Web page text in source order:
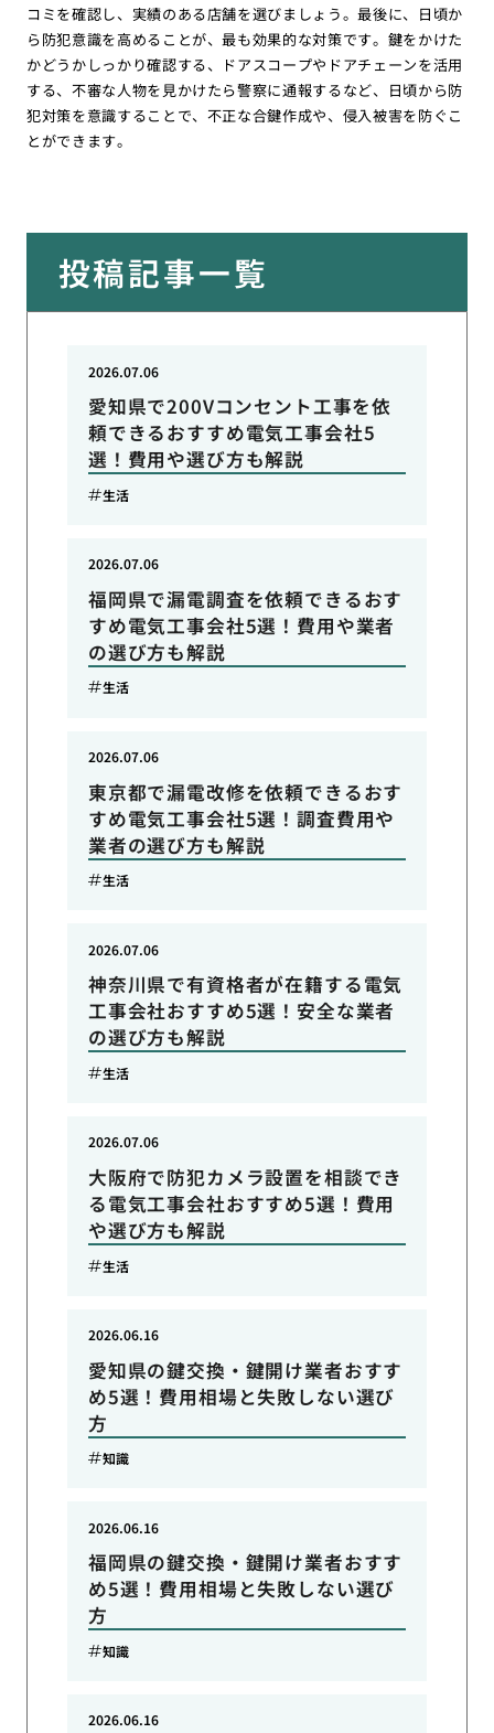
コミを確認し、実績のある店舗を選びましょう。最後に、日頃か
ら防犯意識を高めることが、最も効果的な対策です。鍵をかけた
かどうかしっかり確認する、ドアスコープやドアチェーンを活用
する、不審な人物を見かけたら警察に通報するなど、日頃から防
犯対策を意識することで、不正な合鍵作成や、侵入被害を防ぐこ
とができます。
投稿記事一覧
愛知県で200Vコンセント工事を依
頼できるおすすめ電気工事会社5
選！費用や選び方も解説
2026.07.06
生活
福岡県で漏電調査を依頼できるおす
すめ電気工事会社5選！費用や業者
の選び方も解説
2026.07.06
生活
東京都で漏電改修を依頼できるおす
すめ電気工事会社5選！調査費用や
業者の選び方も解説
2026.07.06
生活
神奈川県で有資格者が在籍する電気
工事会社おすすめ5選！安全な業者
の選び方も解説
2026.07.06
生活
大阪府で防犯カメラ設置を相談でき
る電気工事会社おすすめ5選！費用
や選び方も解説
2026.07.06
生活
愛知県の鍵交換・鍵開け業者おすす
め5選！費用相場と失敗しない選び
方
2026.06.16
知識
福岡県の鍵交換・鍵開け業者おすす
め5選！費用相場と失敗しない選び
方
2026.06.16
知識
2026.06.16